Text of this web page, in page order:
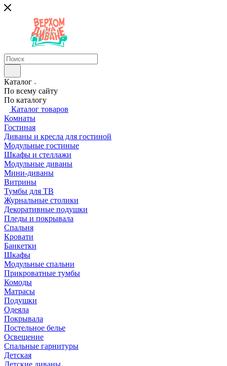
Каталог
По всему сайту
По каталогу
Каталог товаров
Комнаты
Гостиная
Диваны и кресла для гостиной
Модульные гостиные
Шкафы и стеллажи
Модульные диваны
Мини-диваны
Витрины
Тумбы для ТВ
Журнальные столики
Декоративные подушки
Пледы и покрывала
Спальня
Кровати
Банкетки
Шкафы
Модульные спальни
Прикроватные тумбы
Комоды
Матрасы
Подушки
Одеяла
Покрывала
Постельное белье
Освещение
Спальные гарнитуры
Детская
Детские диваны